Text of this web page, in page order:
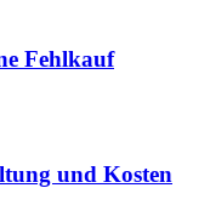
Fehlkauf
und Kosten